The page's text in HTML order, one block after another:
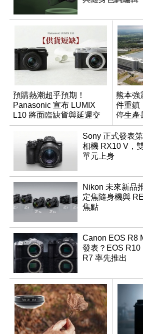
預購熱潮超乎預期！
Panasonic 宣布 LUMIX
L10 將面臨缺貨與延遲交
貨時間
熊本強
件重鎮
停生產
機？
Sony 正式發表
相機 RX10 V，
單元上身
Nikon 未來新品
定焦隨身機與
焦點
Canon EOS R8
發表？EOS R10
R7 率先推出